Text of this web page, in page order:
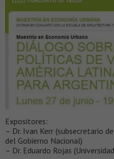
Expositores:
– Dr. Ivan Kerr (subsecretario
del Gobierno Nacional)
– Dr. Eduardo Rojas